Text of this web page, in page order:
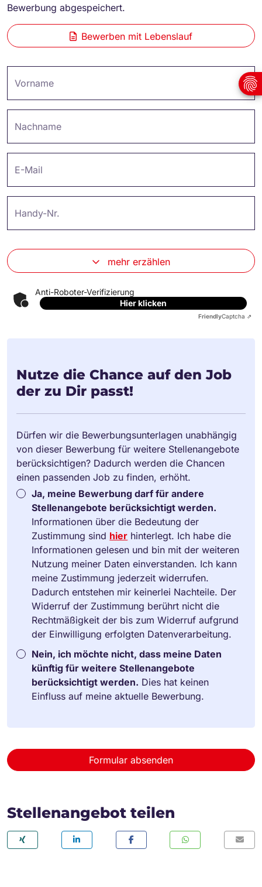
Bewerbung abgespeichert.
Bewerben mit Lebenslauf
Vorname
Nachname
E-Mail
Handy-Nr.
mehr erzählen
Anti-Roboter-Verifizierung
Hier klicken
FriendlyCaptcha ⇗
Nutze die Chance auf den Job
der zu Dir passt!
Dürfen wir die Bewerbungsunterlagen unabhängig
von dieser Bewerbung für weitere Stellenangebote
berücksichtigen? Dadurch werden die Chancen
einen passenden Job zu finden, erhöht.
Ja, meine Bewerbung darf für andere
Stellenangebote berücksichtigt werden.
Informationen über die Bedeutung der
Zustimmung sind hier hinterlegt. Ich habe die
Informationen gelesen und bin mit der weiteren
Nutzung meiner Daten einverstanden. Ich kann
meine Zustimmung jederzeit widerrufen.
Dadurch entstehen mir keinerlei Nachteile. Der
Widerruf der Zustimmung berührt nicht die
Rechtmäßigkeit der bis zum Widerruf aufgrund
der Einwilligung erfolgten Datenverarbeitung.
Nein, ich möchte nicht, dass meine Daten
künftig für weitere Stellenangebote
berücksichtigt werden. Dies hat keinen
Einfluss auf meine aktuelle Bewerbung.
Formular absenden
Stellenangebot teilen